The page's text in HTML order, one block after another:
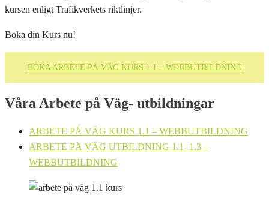
kursen enligt Trafikverkets riktlinjer.
Boka din Kurs nu!
BOKA ARBETE PÅ VÄG KURS 1.1 – WEBBUTBILDNING
Våra Arbete på Väg- utbildningar
ARBETE PÅ VÄG KURS 1.1 – WEBBUTBILDNING
ARBETE PÅ VÄG UTBILDNING 1.1- 1.3 –
WEBBUTBILDNING